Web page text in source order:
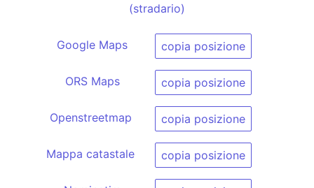
(stradario)
Google Maps copia posizione
ORS Maps copia posizione
Openstreetmap copia posizione
Mappa catastale copia posizione